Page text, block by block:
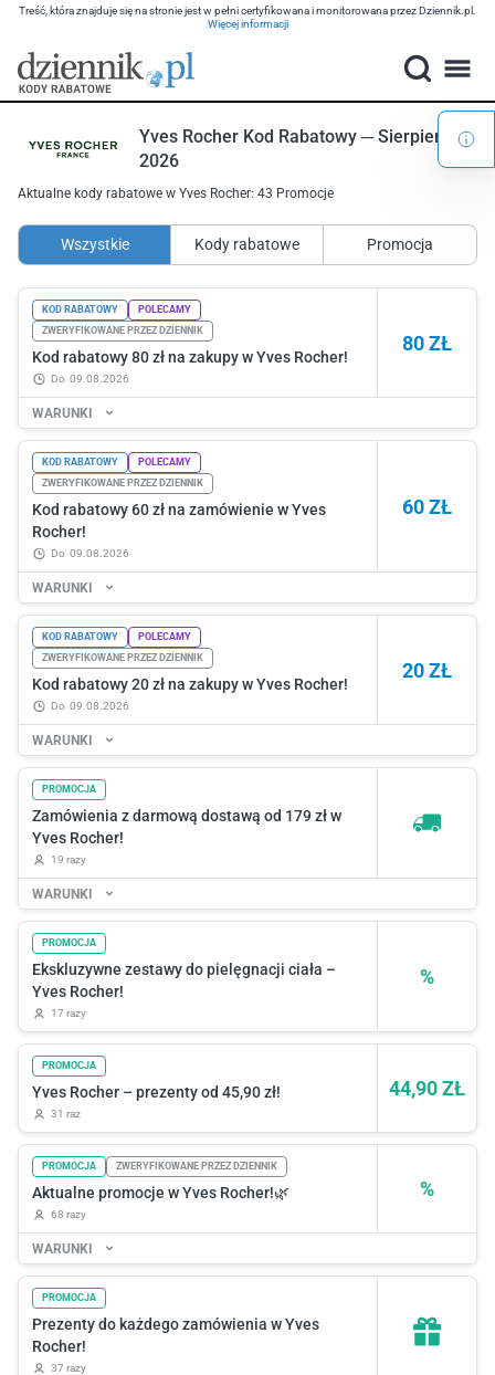
Treść, która znajduje się na stronie jest w pełni certyfikowana i monitorowana przez Dziennik.pl.
Więcej informacji
Yves Rocher Kod Rabatowy ─ Sierpień
2026
Aktualne kody rabatowe w Yves Rocher: 43 Promocje
Wszystkie Kody rabatowe Promocja
80 ZŁ
KOD RABATOWY
POLECAMY
ZWERYFIKOWANE PRZEZ DZIENNIK
Kod rabatowy 80 zł na zakupy w Yves Rocher!
do 09.08.2026
WARUNKI
60 ZŁ
KOD RABATOWY
POLECAMY
ZWERYFIKOWANE PRZEZ DZIENNIK
Kod rabatowy 60 zł na zamówienie w Yves
Rocher!
do 09.08.2026
WARUNKI
20 ZŁ
KOD RABATOWY
POLECAMY
ZWERYFIKOWANE PRZEZ DZIENNIK
Kod rabatowy 20 zł na zakupy w Yves Rocher!
do 09.08.2026
WARUNKI
PROMOCJA
Zamówienia z darmową dostawą od 179 zł w
Yves Rocher!
19 razy
WARUNKI
%
PROMOCJA
Ekskluzywne zestawy do pielęgnacji ciała –
Yves Rocher!
17 razy
44,90 ZŁ
PROMOCJA
Yves Rocher – prezenty od 45,90 zł!
31 raz
%
PROMOCJA ZWERYFIKOWANE PRZEZ DZIENNIK
Aktualne promocje w Yves Rocher!🌿
68 razy
WARUNKI
PROMOCJA
Prezenty do każdego zamówienia w Yves
Rocher!
37 razy